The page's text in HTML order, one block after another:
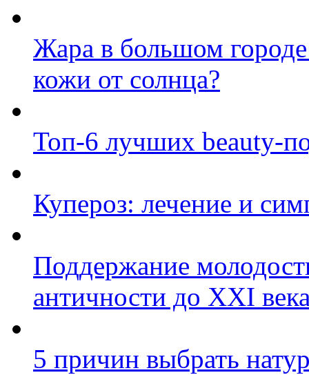
Жара в большом
кожи от солнца?
Топ-6 лучших beauty-
Купероз: лечение и
Поддержание
античности до XXI
5 причин выбрать